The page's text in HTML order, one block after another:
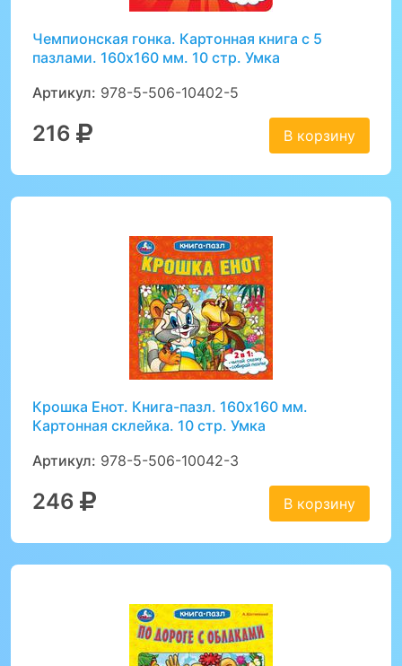
Чемпионская гонка. Картонная книга с 5
пазлами. 160х160 мм. 10 стр. Умка
Артикул: 978-5-506-10402-5
216 В корзину
Крошка Енот. Книга-пазл. 160х160 мм.
Картонная склейка. 10 стр. Умка
Артикул: 978-5-506-10042-3
246 В корзину